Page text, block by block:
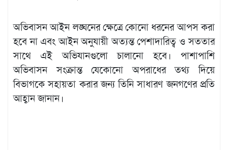
অভিবাসন আইন লঙ্ঘনের ক্ষেত্রে কোনো ধরনের আপস করা
হবে না এবং আইন অনুযায়ী অত্যন্ত পেশাদারিত্ব ও সততার
সাথে এই অভিযানগুলো চালানো হবে। পাশাপাশি
অভিবাসন সংক্রান্ত যেকোনো অপরাধের তথ্য দিয়ে
বিভাগকে সহায়তা করার জন্য তিনি সাধারণ জনগণের প্রতি
আহ্বান জানান।